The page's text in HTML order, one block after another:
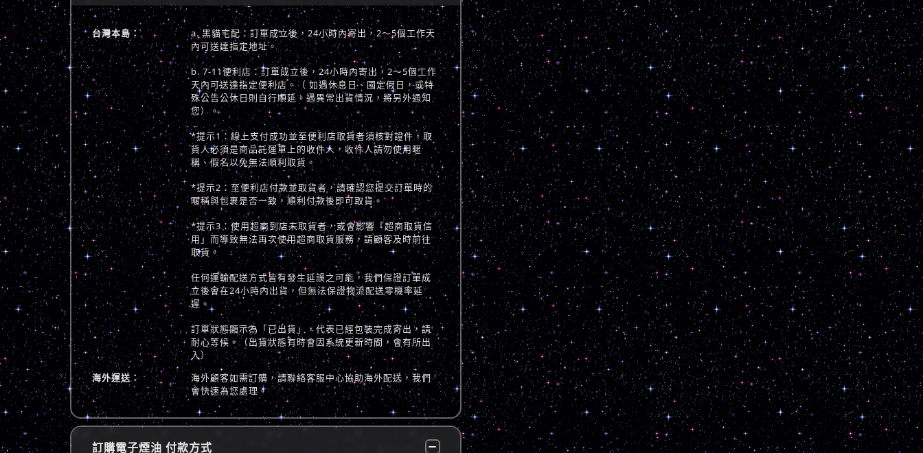
台灣本島：
a. 黑貓宅配：訂單成立後，24小時內寄出，2～5個工作天
內可送達指定地址。
b. 7-11便利店：訂單成立後，24小時內寄出，2～5個工作
天內可送達指定便利店。（ 如遇休息日、國定假日，或特
殊公告公休日則自行順延。遇異常出貨情況，將另外通知
您）。
*提示1：線上支付成功並至便利店取貨者須核對證件，取
貨人必須是商品託運單上的收件人，收件人請勿使用暱
稱、假名以免無法順利取貨。
*提示2：至便利店付款並取貨者，請確認您提交訂單時的
暱稱與包裹是否一致，順利付款後即可取貨。
*提示3：使用超商到店未取貨者，或會影響「超商取貨信
用」而導致無法再次使用超商取貨服務，請顧客及時前往
取貨。
任何運輸配送方式皆有發生延誤之可能，我們保證訂單成
立後會在24小時內出貨，但無法保證物流配送零機率延
遲。
訂單狀態顯示為「已出貨」，代表已經包裝完成寄出，請
耐心等候。（出貨狀態有時會因系統更新時間，會有所出
入）
海外運送：
海外顧客如需訂購，請聯絡客服中心協助海外配送，我們
會快速為您處理。
訂購電子煙油 付款方式